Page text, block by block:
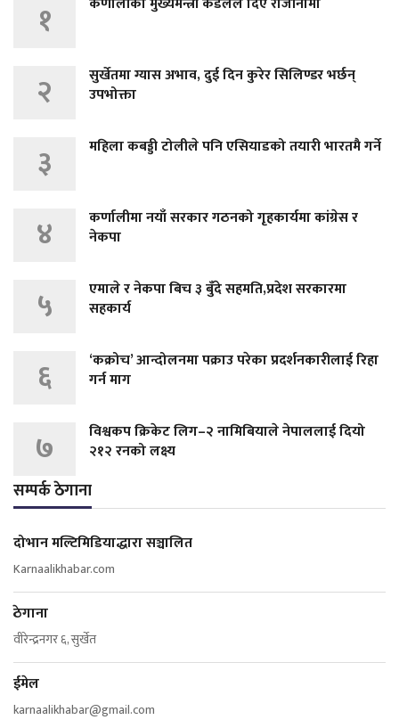
१
२
सुर्खेतमा ग्यास अभाव, दुई दिन कुरेर सिलिण्डर भर्छन्
उपभोक्ता
३ महिला कबड्डी टोलीले पनि एसियाडको तयारी भारतमै गर्ने
४
कर्णालीमा नयाँ सरकार गठनको गृहकार्यमा कांग्रेस र
नेकपा
५
एमाले र नेकपा बिच ३ बुँदे सहमति,प्रदेश सरकारमा
सहकार्य
६
‘कक्रोच’ आन्दोलनमा पक्राउ परेका प्रदर्शनकारीलाई रिहा
गर्न माग
७
विश्वकप क्रिकेट लिग–२ नामिबियाले नेपाललाई दियो
२१२ रनको लक्ष्य
सम्पर्क ठेगाना
दोभान मल्टिमिडियाद्धारा सञ्चालित
Karnaalikhabar.com
ठेगाना
वीरेन्द्रनगर ६, सुर्खेत
ईमेल
karnaalikhabar@gmail.com